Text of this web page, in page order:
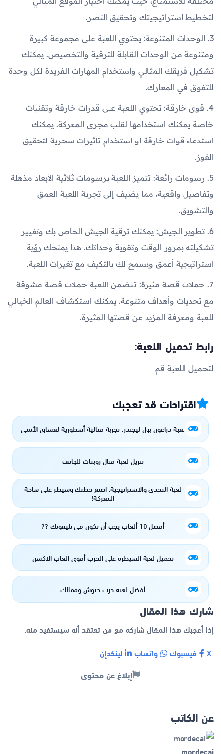
لتخطيط استراتيجيتك وتحقيق النصر.
3. الوحدات المتنوعة: يحتوي اللعبة على مجموعة كبيرة
ومتنوعة من الوحدات القابلة للترقية والتخصيص. يمكنك
تشكيل فريقك المثالي واستخدام المهارات الفريدة لكل وحدة
للتفوق في المعارك.
4. قوى خارقة: تحتوي اللعبة على قدرات خارقة وتقنيات
خاصة يمكنك استخدامها لقلب مجرى المعركة. يمكنك
استدعاء قوات خارقة أو استخدام تأثيرات سحرية لتحقيق
الفوز.
5. رسومات رائعة: تتميز اللعبة برسومات ثلاثية الأبعاد مذهلة
وتفاصيل واقعية، مما يضيف إلى تجربة اللعبة العمق
والتشويق.
6. تطوير الجيش: يمكنك ترقية الجيش الخاص بك وتغيير
تشكيلته بمرور الوقت وتقوية وحداتك. هذا يمنحك رؤية
استراتيجية أعمق ويسمح لك بالتكيف مع تغيرات اللعبة.
7. حملات قصة مثيرة: تتضمن اللعبة حملات قصة مشوقة
مع تحديات وأهداف متنوعة. يمكنك استكشاف العالم الخيالي
للعبة ومعرفة المزيد عن قصتها المثيرة.
رابط تحميل اللعبة:
لتحميل اللعبة قم
اقتراحات قد تعجبك
لعبة دراغون بول ليجندز: تجربة قتالية أسطورية لعشاق الأنمي
تنزيل لعبة قتال روبتات للهاتف
لعبة التحدي والاستراتيجية: اصنع خطتك وسيطر على ساحة
المعركة!
أفضل 10 ألعاب يجب أن تكون في تليفونك ??
تحميل لعبة السيطرة على الحرب أقوى العاب الاكشن
أفضل لعبة حرب جيوش وممالك
شارك هذا المقال
إذا أعجبك هذا المقال شاركه مع من تعتقد أنه سيستفيد منه.
فيسبوك واتساب لينكدإن
إبلاغ عن محتوى
عن الكاتب
mordecai